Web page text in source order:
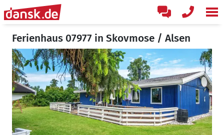
Ferienhaus 07977 in Skovmose / Alsen